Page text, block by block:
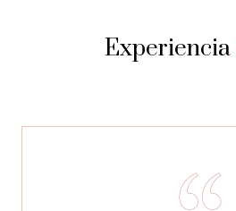
Experiencia